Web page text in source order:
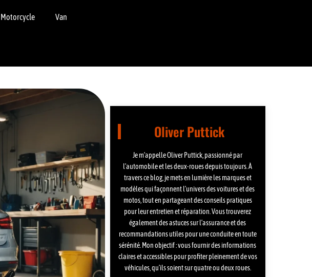
Motorcycle Van
Oliver Puttick
Je m’appelle Oliver Puttick, passionné par
l’automobile et les deux-roues depuis toujours. À
travers ce blog, je mets en lumière les marques et
modèles qui façonnent l’univers des voitures et des
motos, tout en partageant des conseils pratiques
pour leur entretien et réparation. Vous trouverez
également des astuces sur l’assurance et des
recommandations utiles pour une conduite en toute
sérénité. Mon objectif : vous fournir des informations
claires et accessibles pour profiter pleinement de vos
véhicules, qu’ils soient sur quatre ou deux roues.